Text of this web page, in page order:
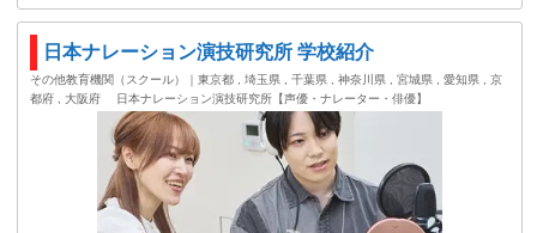
日本ナレーション演技研究所 学校紹介
その他教育機関（スクール）｜東京都 , 埼玉県 , 千葉県 , 神奈川県 , 宮城県 , 愛知県 , 京
都府 , 大阪府
日本ナレーション演技研究所【声優・ナレーター・俳優】